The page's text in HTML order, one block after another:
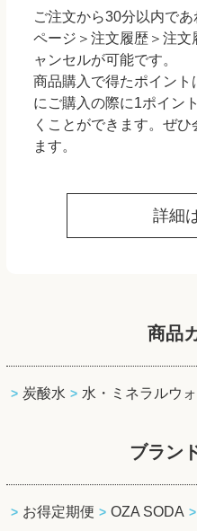
ご注文から30分以内で
ページ＞注文履歴＞注文
ャンセルが可能です。
商品購入で得たポイン
にご購入の際に1ポイン
くことができます。ぜ
ます。
詳細
商品
炭酸水 水・ミネラルウ
ブラン
お得定期便 OZA SODA